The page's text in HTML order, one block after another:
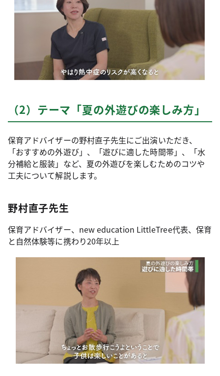
（2）テーマ「夏の外遊びの楽しみ方」
保育アドバイザーの野村直子先生にご出演いただき、
「おすすめの外遊び」、「遊びに適した時間帯」、「水
分補給と服装」など、夏の外遊びを楽しむためのコツや
工夫について解説します。
野村直子先生
保育アドバイザー、new education LittleTree代表、保育
と自然体験等に携わり20年以上